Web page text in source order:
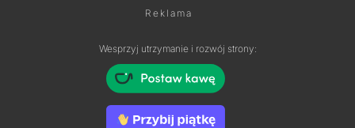
Reklama
Wesprzyj utrzymanie i rozwój strony: